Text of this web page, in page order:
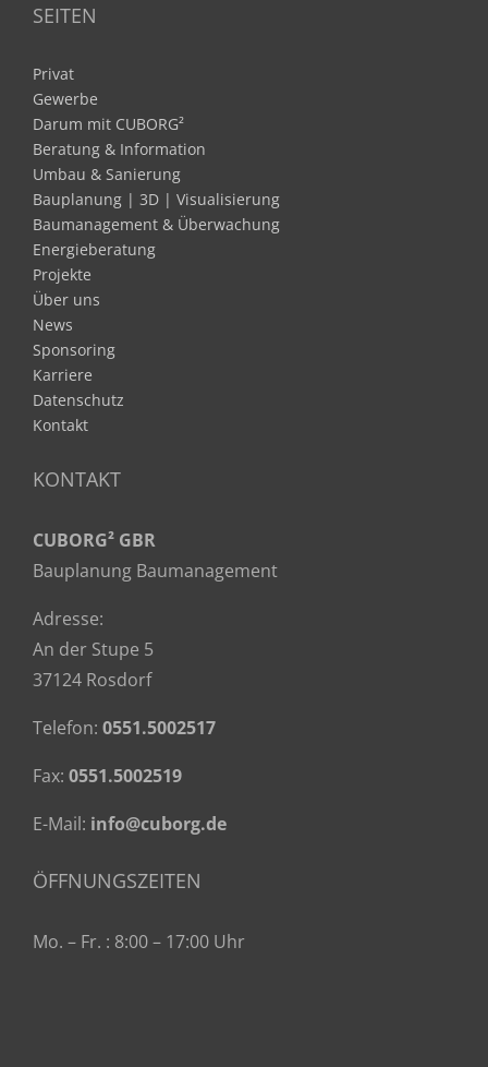
SEITEN
Privat
Gewerbe
Darum mit CUBORG²
Beratung & Information
Umbau & Sanierung
Bauplanung | 3D | Visualisierung
Baumanagement & Überwachung
Energieberatung
Projekte
Über uns
News
Sponsoring
Karriere
Datenschutz
Kontakt
KONTAKT
CUBORG² GBR
Bauplanung Baumanagement
Adresse:
An der Stupe 5
37124 Rosdorf
Telefon: 0551.5002517
Fax: 0551.5002519
E-Mail: info@cuborg.de
ÖFFNUNGSZEITEN
Mo. – Fr. : 8:00 – 17:00 Uhr